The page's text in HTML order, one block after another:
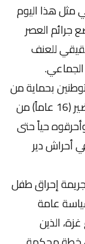
مثل هذا اليوم
جرائم العصر
للعنف
بحماية من
قوات الاحتلال الطفل: محمد حسين أبو خضير (16 عاماً) من
حياً حتى
أحراش دير
إحراق طفل
عامة
الذين